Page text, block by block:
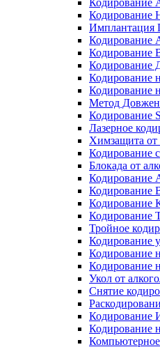
Кодирование
Кодирование
Имплантация
Кодирование
Кодирование
Кодирование
Кодирование
Кодирование
Метод
Кодирование
Лазерное
Химзащита от
Кодирование
Блокада от
Кодирование
Кодирование
Кодирование
Кодирование
Тройное
Кодирование
Кодирование
Кодирование
Укол от
Снятие
Кодирование
Кодирование
Компьютерное